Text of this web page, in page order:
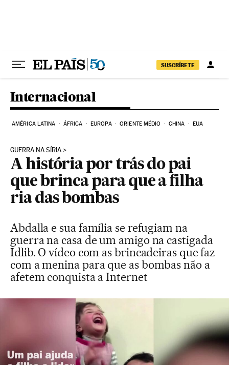
SUSCRÍBETE
Internacional
AMÉRICA LATINA ÁFRICA EUROPA ORIENTE MÉDIO CHINA EUA
GUERRA NA SÍRIA
A história por trás do pai
que brinca para que a filha
ria das bombas
Abdalla e sua família se refugiam na
guerra na casa de um amigo na castigada
Idlib. O vídeo com as brincadeiras que faz
com a menina para que as bombas não a
afetem conquista a Internet